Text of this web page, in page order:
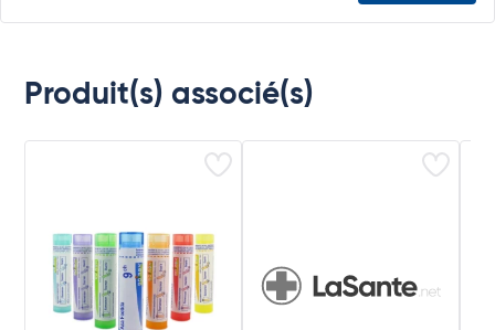
Produit(s) associé(s)